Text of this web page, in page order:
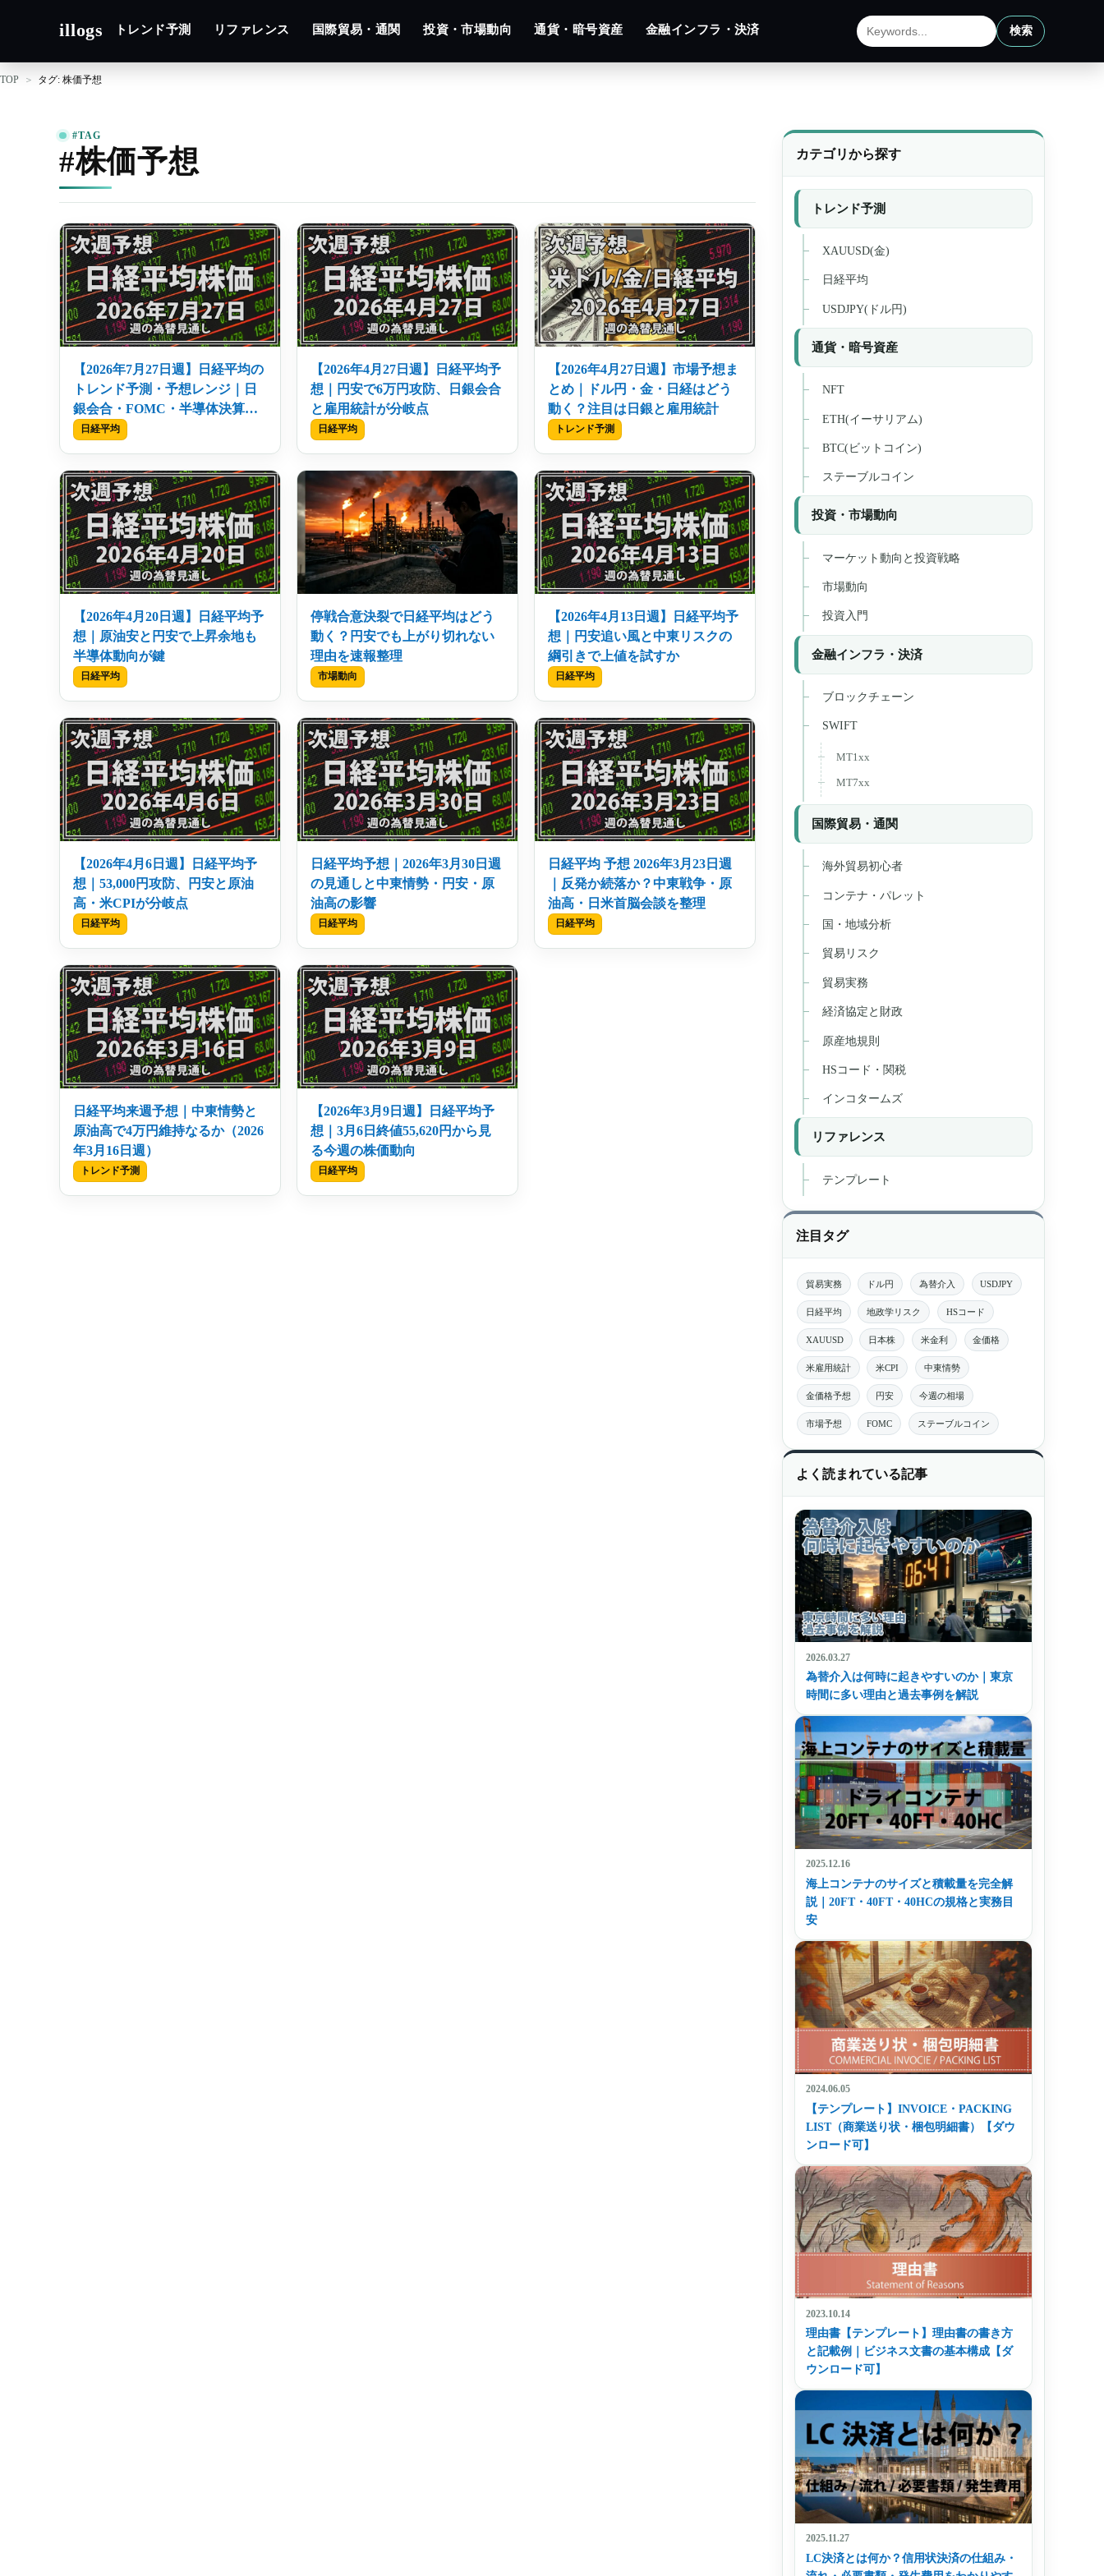
illogs トレンド予測 リファレンス 国際貿易・通関 投資・市場動向 通貨・暗号資産 金融インフラ・決済
サイト内検索 検索
TOP タグ: 株価予想
#TAG
#株価予想
【2026年7月27日週】日経平均の
トレンド予測・予想レンジ｜日
銀会合・FOMC・半導体決算の
注目点
日経平均
【2026年4月27日週】日経平均予
想｜円安で6万円攻防、日銀会合
と雇用統計が分岐点
日経平均
【2026年4月27日週】市場予想ま
とめ｜ドル円・金・日経はどう
動く？注目は日銀と雇用統計
トレンド予測
【2026年4月20日週】日経平均予
想｜原油安と円安で上昇余地も
半導体動向が鍵
日経平均
停戦合意決裂で日経平均はどう
動く？円安でも上がり切れない
理由を速報整理
市場動向
【2026年4月13日週】日経平均予
想｜円安追い風と中東リスクの
綱引きで上値を試すか
日経平均
【2026年4月6日週】日経平均予
想｜53,000円攻防、円安と原油
高・米CPIが分岐点
日経平均
日経平均予想｜2026年3月30日週
の見通しと中東情勢・円安・原
油高の影響
日経平均
日経平均 予想 2026年3月23日週
｜反発か続落か？中東戦争・原
油高・日米首脳会談を整理
日経平均
日経平均来週予想｜中東情勢と
原油高で4万円維持なるか（2026
年3月16日週）
トレンド予測
【2026年3月9日週】日経平均予
想｜3月6日終値55,620円から見
る今週の株価動向
日経平均
カテゴリから探す
トレンド予測
XAUUSD(金)
日経平均
USDJPY(ドル円)
通貨・暗号資産
NFT
ETH(イーサリアム)
BTC(ビットコイン)
ステーブルコイン
投資・市場動向
マーケット動向と投資戦略
市場動向
投資入門
金融インフラ・決済
ブロックチェーン
SWIFT
MT1xx
MT7xx
国際貿易・通関
海外貿易初心者
コンテナ・パレット
国・地域分析
貿易リスク
貿易実務
経済協定と財政
原産地規則
HSコード・関税
インコタームズ
リファレンス
テンプレート
注目タグ
貿易実務 ドル円 為替介入 USDJPY
日経平均 地政学リスク HSコード
XAUUSD 日本株 米金利 金価格
米雇用統計 米CPI 中東情勢
金価格予想 円安 今週の相場
市場予想 FOMC ステーブルコイン
よく読まれている記事
2026.03.27
為替介入は何時に起きやすいのか｜東京
時間に多い理由と過去事例を解説
2025.12.16
海上コンテナのサイズと積載量を完全解
説｜20FT・40FT・40HCの規格と実務目
安
2024.06.05
【テンプレート】INVOICE・PACKING
LIST（商業送り状・梱包明細書）【ダウ
ンロード可】
2023.10.14
理由書【テンプレート】理由書の書き方
と記載例｜ビジネス文書の基本構成【ダ
ウンロード可】
2025.11.27
LC決済とは何か？信用状決済の仕組み・